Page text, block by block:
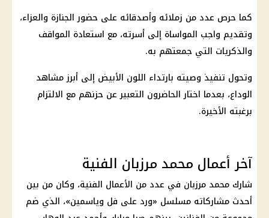
كما حرص عدد من زملائه وأصدقائه على حضور الجنازة والعزاء،
وتقديم واجب المواساة إلى أسرته، مع استعادة المواقف
والذكريات التي جمعتهم به.
وتحول تنفيذ وصيته بارتداء اللون الأبيض إلى أبرز مشاهد
الوداع، بعدما اختار الحاضرون التعبير عن حزنهم مع الالتزام
برغبته الأخيرة.
آخر أعمال محمد مرزبان الفنية
شارك محمد مرزبان في عدد من الأعمال الفنية، وكان من بين
أحدث مشاركاته مسلسل «ورد على فل وياسمين»، الذي ضم